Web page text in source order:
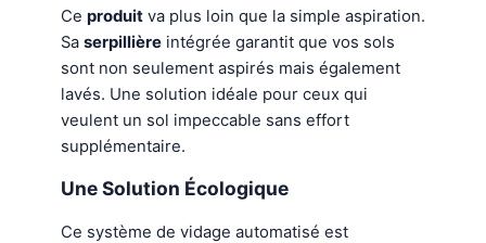
Ce produit va plus loin que la simple aspiration.
Sa serpillière intégrée garantit que vos sols
sont non seulement aspirés mais également
lavés. Une solution idéale pour ceux qui
veulent un sol impeccable sans effort
supplémentaire.
Une Solution Écologique
Ce système de vidage automatisé est